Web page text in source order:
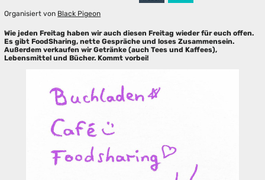
Organisiert von Black Pigeon
Wie jeden Freitag haben wir auch diesen Freitag wieder für euch offen.
Es gibt FoodSharing, nette Gespräche und loses Zusammensein.
Außerdem verkaufen wir Getränke (auch Tees und Kaffees),
Lebensmittel und Bücher. Kommt vorbei!